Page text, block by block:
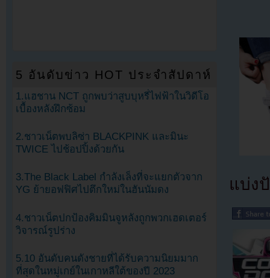
แบ่ง
5 อันดับข่าว HOT ประจำสัปดาห์
1.แฮชาน NCT ถูกพบว่าสูบบุหรี่ไฟฟ้าในวิดีโอ
เบื้องหลังฝึกซ้อม
2.ชาวเน็ตพบลิซ่า BLACKPINK และมินะ
TWICE ไปช้อปปิ้งด้วยกัน
3.The Black Label กำลังเล็งที่จะแยกตัวจาก
YG ย้ายอฟฟิศไปตึกใหม่ในฮันนัมดง
4.ชาวเน็ตปกป้องคิมมินจูหลังถูกพวกเฮดเตอร์
วิจารณ์รูปร่าง
5.10 อันดับคนดังชายที่ได้รับความนิยมมาก
ที่สุดในหมู่เกย์ในเกาหลีใต้ของปี 2023